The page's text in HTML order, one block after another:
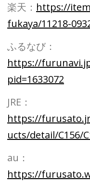
楽天： https://
fukaya/11218-
ふるなび：
https://
pid=1633072
JRE：
https://
ucts/detail/C156/
au：
https://